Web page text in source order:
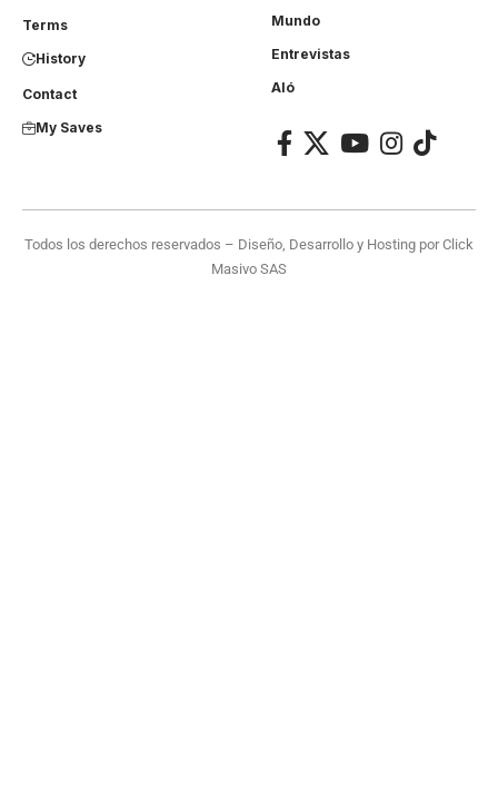
Terms
History
Contact
My Saves
Mundo
Entrevistas
Aló
Todos los derechos reservados – Diseño, Desarrollo y Hosting porClick
Masivo SAS